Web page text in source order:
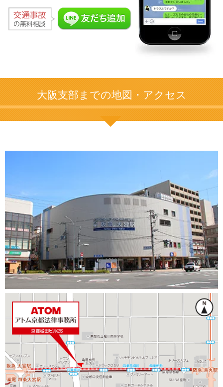
大阪支部までの地図・アクセス